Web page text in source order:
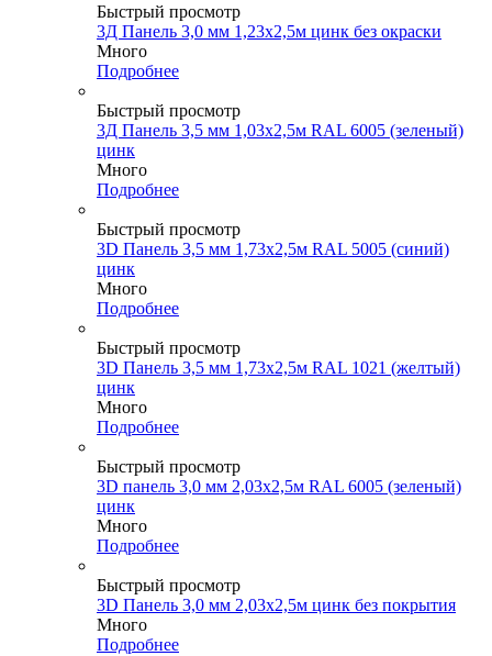
Быстрый просмотр
3Д Панель 3,0 мм 1,23х2,5м цинк без окраски
Много
Подробнее
Быстрый просмотр
3Д Панель 3,5 мм 1,03х2,5м RAL 6005 (зеленый)
цинк
Много
Подробнее
Быстрый просмотр
3D Панель 3,5 мм 1,73х2,5м RAL 5005 (синий)
цинк
Много
Подробнее
Быстрый просмотр
3D Панель 3,5 мм 1,73х2,5м RAL 1021 (желтый)
цинк
Много
Подробнее
Быстрый просмотр
3D панель 3,0 мм 2,03х2,5м RAL 6005 (зеленый)
цинк
Много
Подробнее
Быстрый просмотр
3D Панель 3,0 мм 2,03х2,5м цинк без покрытия
Много
Подробнее